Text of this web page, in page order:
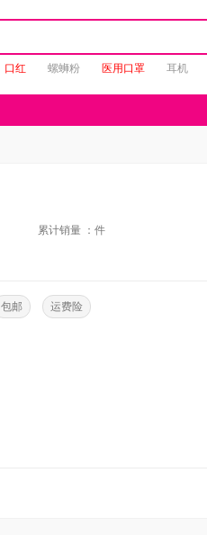
口红 螺蛳粉 医用口罩 耳机
累计销量 ： 件
包邮 运费险